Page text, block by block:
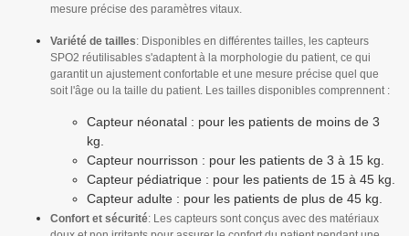
mesure précise des paramètres vitaux.
Variété de tailles: Disponibles en différentes tailles, les capteurs
SPO2 réutilisables s'adaptent à la morphologie du patient, ce qui
garantit un ajustement confortable et une mesure précise quel que
soit l'âge ou la taille du patient. Les tailles disponibles comprennent :
Capteur néonatal : pour les patients de moins de 3
kg.
Capteur nourrisson : pour les patients de 3 à 15 kg.
Capteur pédiatrique : pour les patients de 15 à 45 kg.
Capteur adulte : pour les patients de plus de 45 kg.
Confort et sécurité: Les capteurs sont conçus avec des matériaux